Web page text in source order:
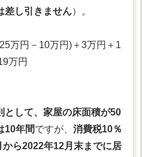
差し引きません）。
万円－10万円)＋3万円＋1
万円
として、家屋の床面積が50
10年間ですが、 消費税10％
ら2022年12月末までに居